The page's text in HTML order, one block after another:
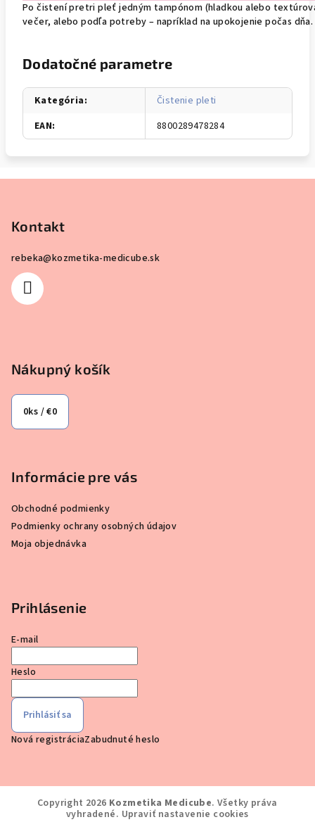
Po čistení pretri pleť jedným tampónom (hladkou alebo
večer, alebo podľa potreby – napríklad na upokojenie počas dňa.
Dodatočné parametre
Kategória:
Čistenie pleti
EAN: 8800289478284
Kontakt
rebeka@kozmetika-medicube.sk
Nákupný košík
0ks /€0
Informácie pre vás
Obchodné podmienky
Podmienky ochrany osobných údajov
Moja objednávka
Prihlásenie
E-mail
Heslo
Prihlásiť sa
Nová registráciaZabudnuté heslo
Copyright 2026 Kozmetika Medicube. Všetky práva
vyhradené. Upraviť nastavenie cookies